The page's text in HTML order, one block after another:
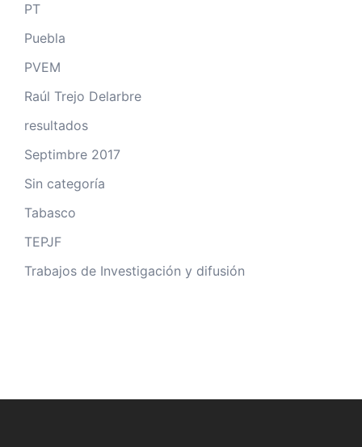
PT
Puebla
PVEM
Raúl Trejo Delarbre
resultados
Septimbre 2017
Sin categoría
Tabasco
TEPJF
Trabajos de Investigación y difusión